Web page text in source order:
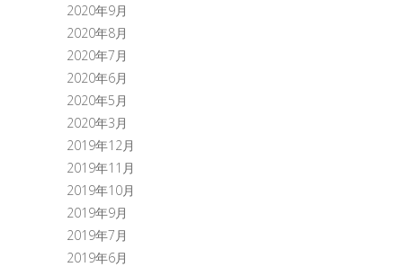
2020年9月
2020年8月
2020年7月
2020年6月
2020年5月
2020年3月
2019年12月
2019年11月
2019年10月
2019年9月
2019年7月
2019年6月